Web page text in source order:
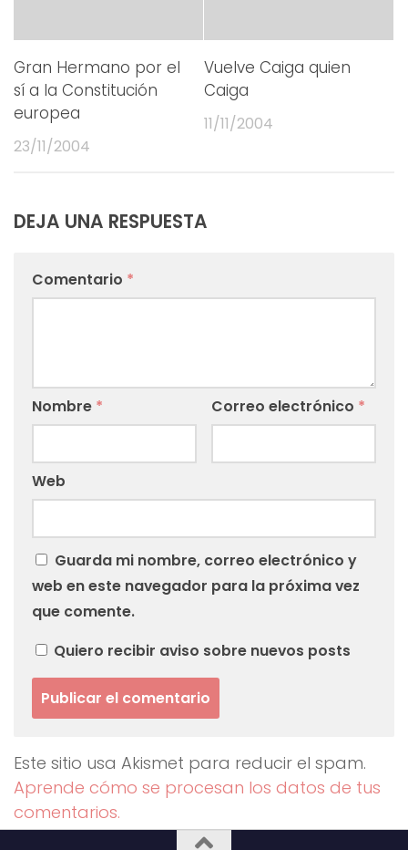
Gran Hermano por el
sí a la Constitución
europea
23/11/2004
Vuelve Caiga quien
Caiga
11/11/2004
DEJA UNA RESPUESTA
Comentario *
Nombre * Correo electrónico *
Web
Guarda mi nombre, correo electrónico y
web en este navegador para la próxima vez
que comente.
Quiero recibir aviso sobre nuevos posts
Este sitio usa Akismet para reducir el spam.
Aprende cómo se procesan los datos de tus
comentarios.